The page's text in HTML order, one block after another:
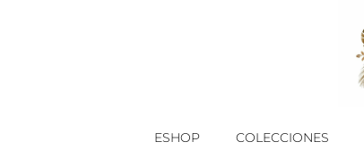
ESHOP COLECCIONES